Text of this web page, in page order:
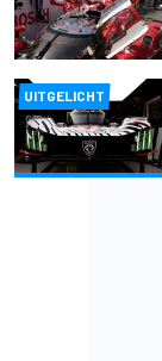
UITGELICHT